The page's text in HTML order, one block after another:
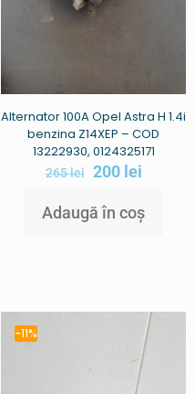
Alternator 100A Opel Astra H 1.4i
benzina Z14XEP – COD
13222930, 0124325171
265lei 200 lei
Adaugă în coș
-11%